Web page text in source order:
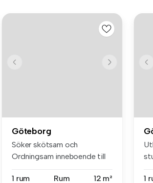
Göteborg
Söker skötsam och
Ordningsam inneboende till
1 rum
Rum 12 m²
1